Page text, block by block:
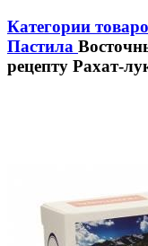
Категории
Пастила
рецепту Рахат-